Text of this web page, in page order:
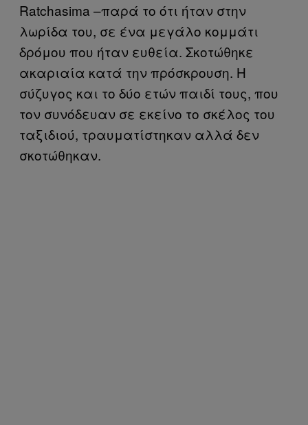
Ratchasima –παρά το ότι ήταν στην
λωρίδα του, σε ένα μεγάλο κομμάτι
δρόμου που ήταν ευθεία. Σκοτώθηκε
ακαριαία κατά την πρόσκρουση. Η
σύζυγος και το δύο ετών παιδί τους, που
τον συνόδευαν σε εκείνο το σκέλος του
ταξιδιού, τραυματίστηκαν αλλά δεν
σκοτώθηκαν.